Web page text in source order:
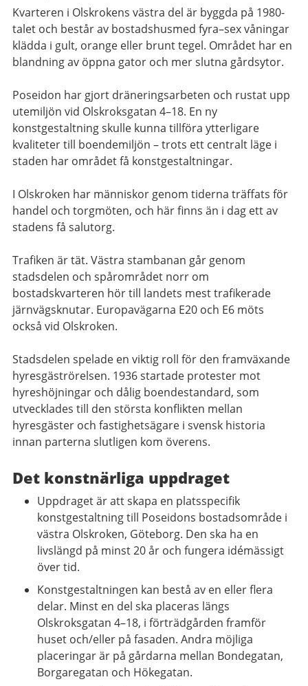
Kvarteren i Olskrokens västra del är byggda på 1980-
talet och består av bostadshusmed fyra–sex våningar
klädda i gult, orange eller brunt tegel. Området har en
blandning av öppna gator och mer slutna gårdsytor.
Poseidon har gjort dräneringsarbeten och rustat upp
utemiljön vid Olskroksgatan 4–18. En ny
konstgestaltning skulle kunna tillföra ytterligare
kvaliteter till boendemiljön – trots ett centralt läge i
staden har området få konstgestaltningar.
I Olskroken har människor genom tiderna träffats för
handel och torgmöten, och här finns än i dag ett av
stadens få salutorg.
Trafiken är tät. Västra stambanan går genom
stadsdelen och spårområdet norr om
bostadskvarteren hör till landets mest trafikerade
järnvägsknutar. Europavägarna E20 och E6 möts
också vid Olskroken.
Stadsdelen spelade en viktig roll för den framväxande
hyresgäströrelsen. 1936 startade protester mot
hyreshöjningar och dålig boendestandard, som
utvecklades till den största konflikten mellan
hyresgäster och fastighetsägare i svensk historia
innan parterna slutligen kom överens.
Det konstnärliga uppdraget
Uppdraget är att skapa en platsspecifik
konstgestaltning till Poseidons bostadsområde i
västra Olskroken, Göteborg. Den ska ha en
livslängd på minst 20 år och fungera idémässigt
över tid.
Konstgestaltningen kan bestå av en eller flera
delar. Minst en del ska placeras längs
Olskroksgatan 4–18, i förträdgården framför
huset och/eller på fasaden. Andra möjliga
placeringar är på gårdarna mellan Bondegatan,
Borgaregatan och Hökegatan.